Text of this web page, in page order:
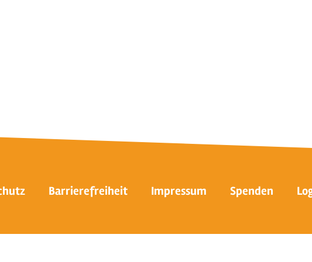
Barrierefreiheit Impressum Spenden